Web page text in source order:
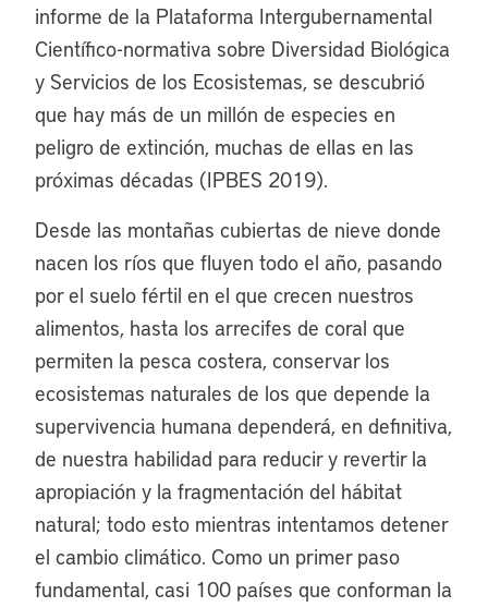
informe de la Plataforma Intergubernamental
Científico-normativa sobre Diversidad Biológica
y Servicios de los Ecosistemas, se descubrió
que hay más de un millón de especies en
peligro de extinción, muchas de ellas en las
próximas décadas (IPBES 2019).
Desde las montañas cubiertas de nieve donde
nacen los ríos que fluyen todo el año, pasando
por el suelo fértil en el que crecen nuestros
alimentos, hasta los arrecifes de coral que
permiten la pesca costera, conservar los
ecosistemas naturales de los que depende la
supervivencia humana dependerá, en definitiva,
de nuestra habilidad para reducir y revertir la
apropiación y la fragmentación del hábitat
natural; todo esto mientras intentamos detener
el cambio climático. Como un primer paso
fundamental, casi 100 países que conforman la